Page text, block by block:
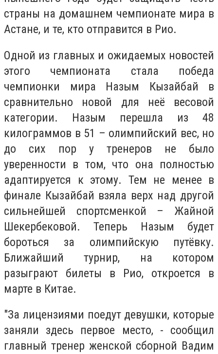
страны на домашнем чемпионате мира в
Астане, и те, кто отправится в Рио.
Одной из главных и ожидаемых новостей
этого чемпионата стала победа
чемпионки мира Назым Кызайбай в
сравнительно новой для неё весовой
категории. Назым перешла из 48
килограммов в 51 – олимпийский вес, но
до сих пор у тренеров не было
уверенности в том, что она полностью
адаптируется к этому. Тем не менее в
финале Кызайбай взяла верх над другой
сильнейшей спортсменкой – Жайной
Шекербековой. Теперь Назым будет
бороться за олимпийскую путёвку.
Ближайший турнир, на котором
разыграют билеты в Рио, откроется в
марте в Китае.
"За лицензиями поедут девушки, которые
заняли здесь первое место, - сообщил
главный тренер женской сборной Вадим